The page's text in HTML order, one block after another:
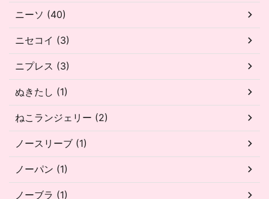
ニーソ (40)
ニセコイ (3)
ニプレス (3)
ぬきたし (1)
ねこランジェリー (2)
ノースリーブ (1)
ノーパン (1)
ノーブラ (1)